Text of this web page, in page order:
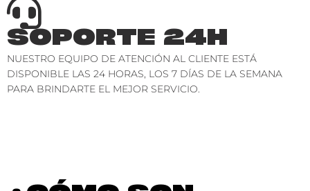
SOPORTE 24H
NUESTRO EQUIPO DE ATENCIÓN AL CLIENTE ESTÁ
DISPONIBLE LAS 24 HORAS, LOS 7 DÍAS DE LA SEMANA
PARA BRINDARTE EL MEJOR SERVICIO.